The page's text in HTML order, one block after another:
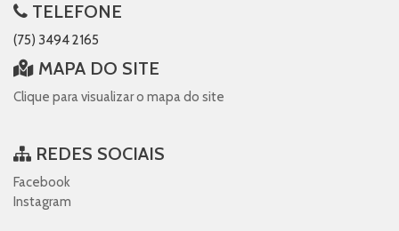
TELEFONE
(75) 3494 2165
MAPA DO SITE
Clique para visualizar o mapa do site
REDES SOCIAIS
Facebook
Instagram